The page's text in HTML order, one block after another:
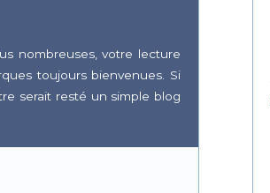
nombreuses, votre lecture
toujours bienvenues. Si
serait resté un simple blog